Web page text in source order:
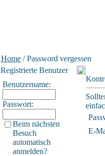
Home/ Password vergessen
Registrierte Benutzer
Benutzername:
Passwort:
Beim nächsten
Besuch
automatisch
anmelden?
E-